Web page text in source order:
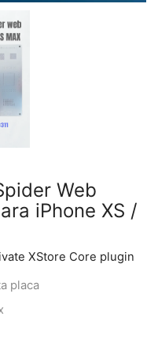
Web
iPhone XS /
XStore Core plugin
placa